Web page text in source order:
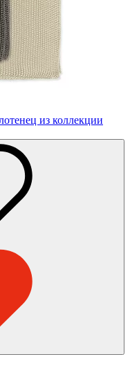
из коллекции